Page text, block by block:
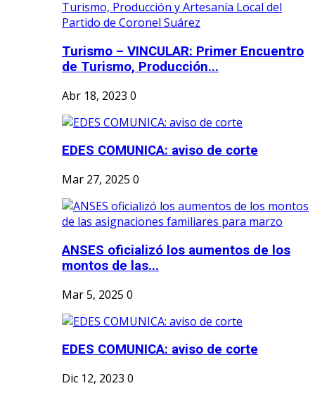
Turismo – VINCULAR: Primer Encuentro
de Turismo, Producción...
Abr 18, 2023 0
EDES COMUNICA: aviso de corte
Mar 27, 2025 0
ANSES oficializó los aumentos de los
montos de las...
Mar 5, 2025 0
EDES COMUNICA: aviso de corte
Dic 12, 2023 0